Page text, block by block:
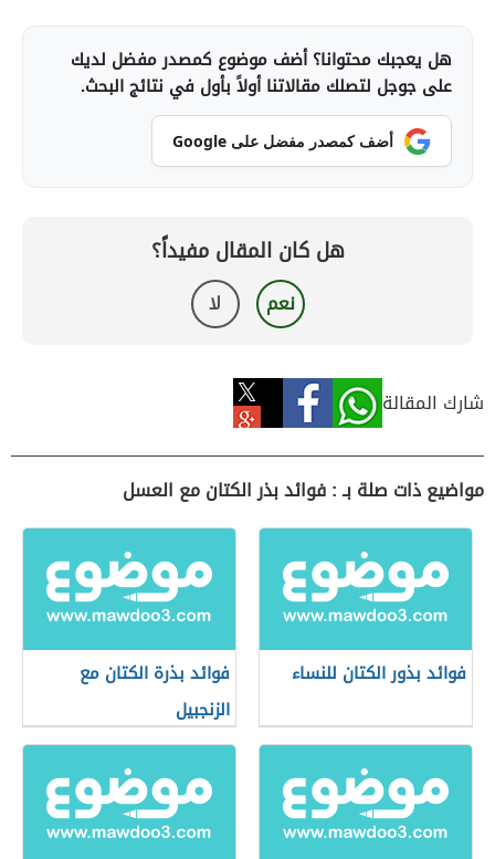
هل يعجبك محتوانا؟ أضف موضوع كمصدر مفضل لديك
على جوجل لتصلك مقالاتنا أولاً بأول في نتائج البحث.
أضف كمصدر مفضل على Google
هل كان المقال مفيداً؟
نعم لا
شارك المقالة
مواضيع ذات صلة بـ : فوائد بذر الكتان مع العسل
فوائد بذور الكتان للنساء
فوائد بذرة الكتان مع
الزنجبيل